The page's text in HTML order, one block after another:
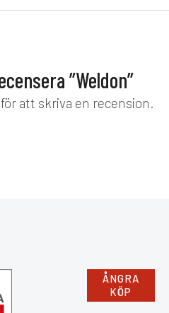
”Weldon”
för att skriva en recension.
ÅNGRA
KÖP